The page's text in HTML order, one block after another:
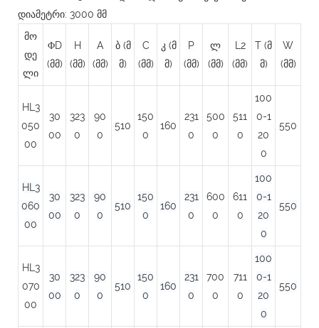
დიამეტრი: 3000 მმ
მო
დე
ლი
ΦD
(მმ)
H
(მმ)
A
(მმ)
ბ (მ
მ)
C
(მმ)
კ (მ
მ)
P
(მმ)
ლ
(მმ)
L2
(მმ)
T (მ
მ)
W
(მმ)
HL3
050
00
30
00
323
0
90
0
510
150
0
160
231
0
500
0
511
0
100
0-1
20
0
550
HL3
060
00
30
00
323
0
90
0
510
150
0
160
231
0
600
0
611
0
100
0-1
20
0
550
HL3
070
00
30
00
323
0
90
0
510
150
0
160
231
0
700
0
711
0
100
0-1
20
0
550